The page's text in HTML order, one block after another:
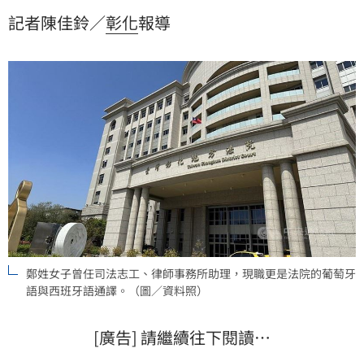
能不知情，依三人以上共同詐欺取財罪判處1年5月徒
記者陳佳鈴／彰化報導
鄭姓女子曾任司法志工、律師事務所助理，現職更是法院的葡萄牙
語與西班牙語通譯。（圖／資料照）
[廣告] 請繼續往下閱讀…